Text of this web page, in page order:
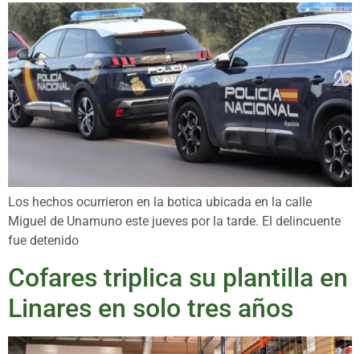
Los hechos ocurrieron en la botica ubicada en la calle
Miguel de Unamuno este jueves por la tarde. El delincuente
fue detenido
Cofares triplica su plantilla en
Linares en solo tres años